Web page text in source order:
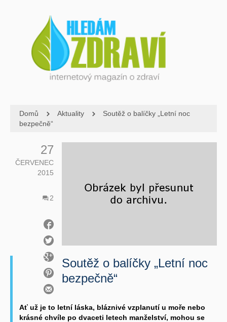
Domů Aktuality
Soutěž o balíčky „Letní noc
bezpečně“
27
ČERVENEC
2015
2
Soutěž o balíčky „Letní noc
bezpečně“
Ať už je to letní láska, bláznivé vzplanutí u moře nebo
krásné chvíle po dvaceti letech manželství, mohou se